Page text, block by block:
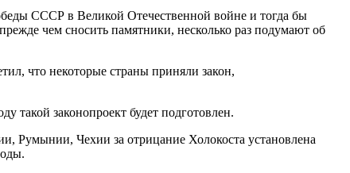
СССР в Великой Отечественной войне и тогда бы
чем сносить памятники, несколько раз подумают об
что некоторые страны приняли закон,
такой законопроект будет подготовлен.
Румынии, Чехии за отрицание Холокоста установлена